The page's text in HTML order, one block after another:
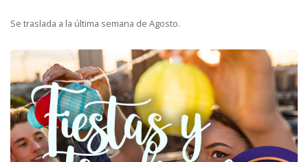
Se traslada a la última semana de Agosto.